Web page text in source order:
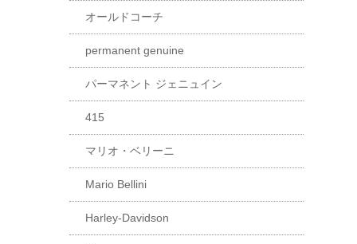
オールドコーチ
permanent genuine
パーマネント ジェニュイン
415
マリオ・ベリーニ
Mario Bellini
Harley-Davidson